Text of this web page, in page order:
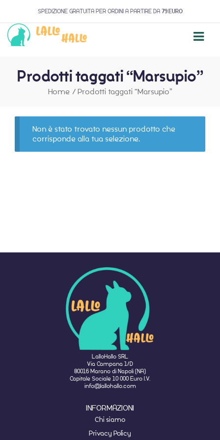
SPEDIZIONE GRATUITA PER ORDINI A PARTIRE DA 79 EURO
Prodotti taggati “Marsupio”
Home / Prodotti taggati “Marsupio”
Non è stato trovato nessun prodotto che
corrisponde alla tua selezione.
LalloHallo SRL
Via Campana 1/D
80016 Marano di Napoli (NA)
Capitale Sociale 10 000 Euro I.V.
info@lallohallo.com
INFORMAZIONI
Chi siamo
Privacy Policy